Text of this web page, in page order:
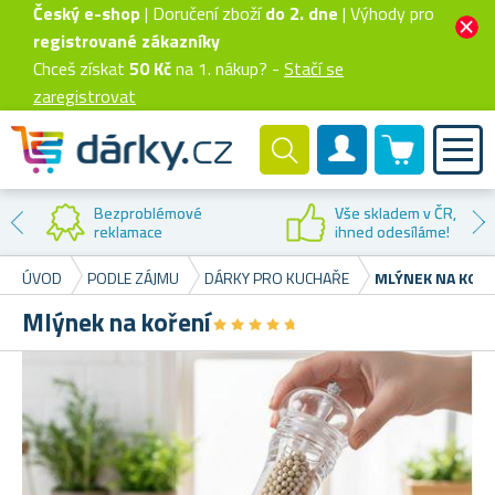
Český e-shop| Doručení zbožído 2. dne | Výhody pro
registrované zákazníky
Chceš získat 50 Kčna 1. nákup? - Stačí se
zaregistrovat
Zákaznický účet
0 produktů
Bezproblémové
reklamace
Vše skladem v ČR,
ihned odesíláme!
ÚVOD
PODLE ZÁJMU DÁRKY PRO KUCHAŘE MLÝNEK NA
Mlýnek na koření★★★★★
★★★★★